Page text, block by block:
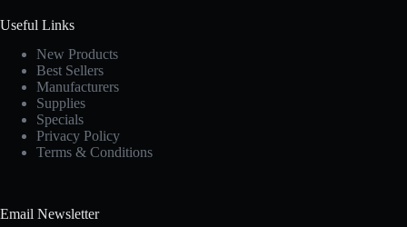
Useful Links
New Products
Best Sellers
Manufacturers
Supplies
Specials
Privacy Policy
Terms & Conditions
Email Newsletter